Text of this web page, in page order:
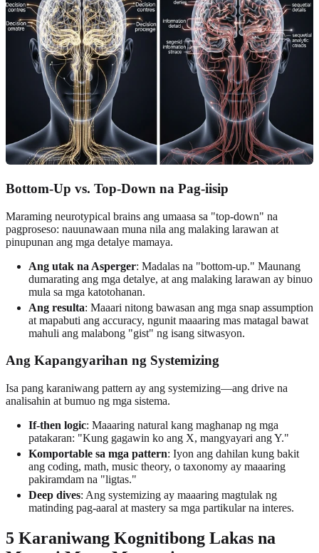
Bottom-Up vs. Top-Down na Pag-iisip
Maraming neurotypical brains ang umaasa sa "top-down" na
pagproseso: nauunawaan muna nila ang malaking larawan at
pinupunan ang mga detalye mamaya.
Ang utak na Asperger: Madalas na "bottom-up." Maunang
dumarating ang mga detalye, at ang malaking larawan ay binuo
mula sa mga katotohanan.
Ang resulta: Maaari nitong bawasan ang mga snap assumption
at mapabuti ang accuracy, ngunit maaaring mas matagal bawat
mahuli ang malabong "gist" ng isang sitwasyon.
Ang Kapangyarihan ng Systemizing
Isa pang karaniwang pattern ay ang systemizing—ang drive na
analisahin at bumuo ng mga sistema.
If-then logic: Maaaring natural kang maghanap ng mga
patakaran: "Kung gagawin ko ang X, mangyayari ang Y."
Komportable sa mga pattern: Iyon ang dahilan kung bakit
ang coding, math, music theory, o taxonomy ay maaaring
pakiramdam na "ligtas."
Deep dives: Ang systemizing ay maaaring magtulak ng
matinding pag-aaral at mastery sa mga partikular na interes.
5 Karaniwang Kognitibong Lakas na